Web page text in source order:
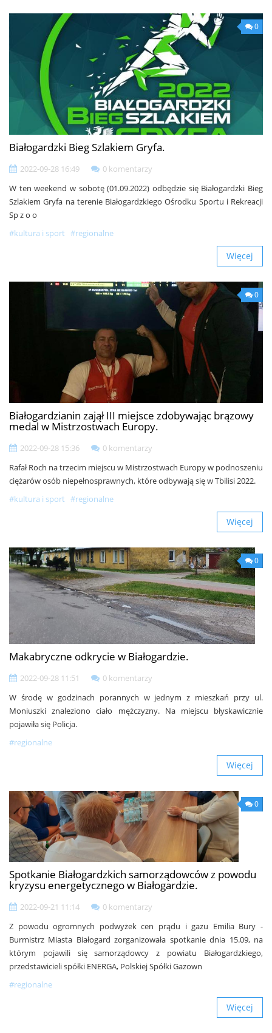
0
Białogardzki Bieg Szlakiem Gryfa.
2022-09-28 16:49
0 komentarzy
W ten weekend w sobotę (01.09.2022) odbędzie się Białogardzki Bieg
Szlakiem Gryfa na terenie Białogardzkiego Ośrodku Sportu i Rekreacji
Sp z o o
#kultura i sport #regionalne
Więcej
0
Białogardzianin zajął III miejsce zdobywając brązowy
medal w Mistrzostwach Europy.
2022-09-28 15:36
0 komentarzy
Rafał Roch na trzecim miejscu w Mistrzostwach Europy w podnoszeniu
ciężarów osób niepełnosprawnych, które odbywają się w Tbilisi 2022.
#kultura i sport #regionalne
Więcej
0
Makabryczne odkrycie w Białogardzie.
2022-09-28 11:51
0 komentarzy
W środę w godzinach porannych w jednym z mieszkań przy ul.
Moniuszki znaleziono ciało mężczyzny. Na miejscu błyskawicznie
pojawiła się Policja.
#regionalne
Więcej
0
Spotkanie Białogardzkich samorządowców z powodu
kryzysu energetycznego w Białogardzie.
2022-09-21 11:14
0 komentarzy
Z powodu ogromnych podwyżek cen prądu i gazu Emilia Bury -
Burmistrz Miasta Białogard zorganizowała spotkanie dnia 15.09, na
którym pojawili się samorządowcy z powiatu Białogardzkiego,
przedstawicieli spółki ENERGA, Polskiej Spółki Gazown
#regionalne
Więcej